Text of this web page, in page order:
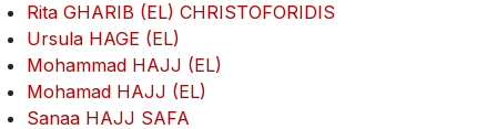
Rita GHARIB (EL) CHRISTOFORIDIS
Ursula HAGE (EL)
Mohammad HAJJ (EL)
Mohamad HAJJ (EL)
Sanaa HAJJ SAFA